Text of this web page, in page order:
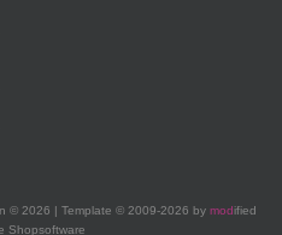
© 2026 | Template © 2009-2026 by modified
Shopsoftware